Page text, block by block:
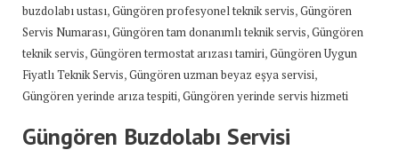
buzdolabı ustası,Güngören profesyonel teknik servis,Güngören
Servis Numarası,Güngören tam donanımlı teknik servis,Güngören
teknik servis,Güngören termostat arızası tamiri,Güngören Uygun
Fiyatlı Teknik Servis,Güngören uzman beyaz eşya servisi,
Güngören yerinde arıza tespiti,Güngören yerinde servis hizmeti
Güngören Buzdolabı Servisi